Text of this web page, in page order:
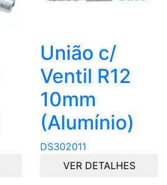
União c/
Ventil R12
10mm
(Alumínio)
DS302011
VER DETALHES